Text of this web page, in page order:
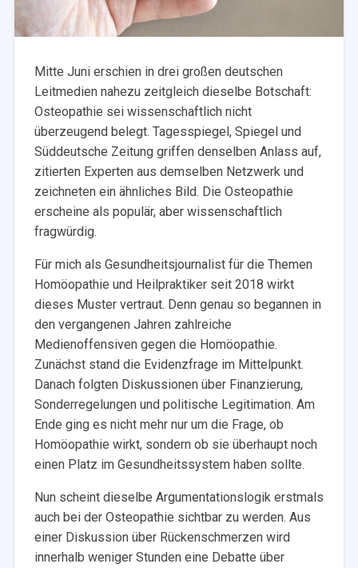
Mitte Juni erschien in drei großen deutschen
Leitmedien nahezu zeitgleich dieselbe Botschaft:
Osteopathie sei wissenschaftlich nicht
überzeugend belegt. Tagesspiegel, Spiegel und
Süddeutsche Zeitung griffen denselben Anlass auf,
zitierten Experten aus demselben Netzwerk und
zeichneten ein ähnliches Bild. Die Osteopathie
erscheine als populär, aber wissenschaftlich
fragwürdig.
Für mich als Gesundheitsjournalist für die Themen
Homöopathie und Heilpraktiker seit 2018 wirkt
dieses Muster vertraut. Denn genau so begannen in
den vergangenen Jahren zahlreiche
Medienoffensiven gegen die Homöopathie.
Zunächst stand die Evidenzfrage im Mittelpunkt.
Danach folgten Diskussionen über Finanzierung,
Sonderregelungen und politische Legitimation. Am
Ende ging es nicht mehr nur um die Frage, ob
Homöopathie wirkt, sondern ob sie überhaupt noch
einen Platz im Gesundheitssystem haben sollte.
Nun scheint dieselbe Argumentationslogik erstmals
auch bei der Osteopathie sichtbar zu werden. Aus
einer Diskussion über Rückenschmerzen wird
innerhalb weniger Stunden eine Debatte über